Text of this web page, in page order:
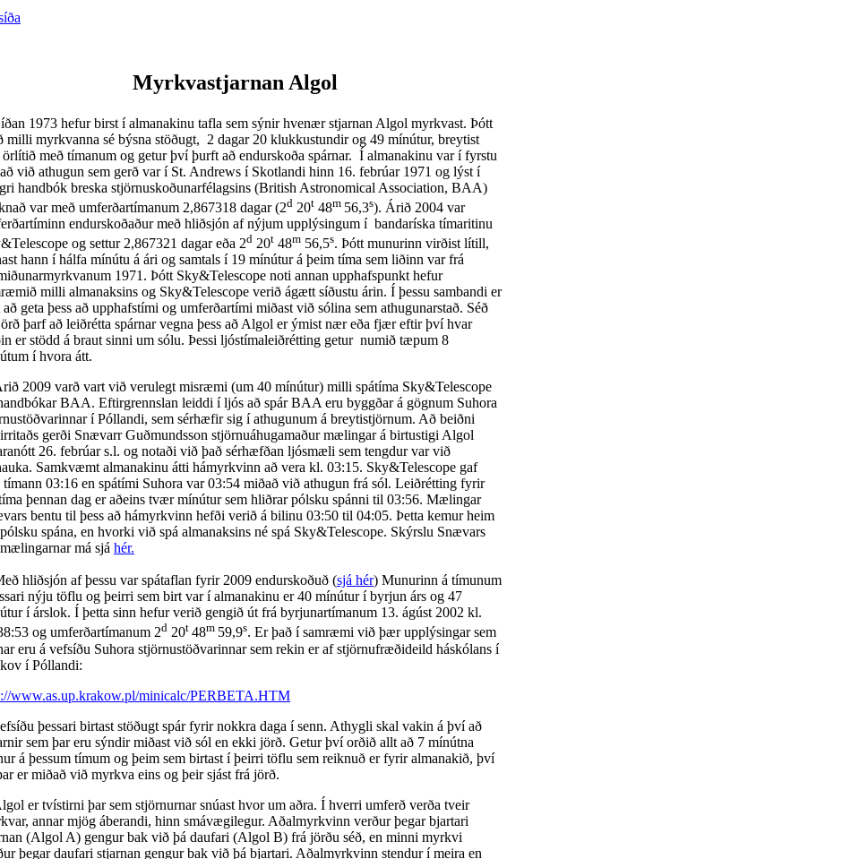
Myrkvastjarnan Algol
1973 hefur birst í almanakinu tafla sem sýnir hvenær stjarnan Algol myrkvast. Þótt
milli myrkvanna sé býsna stöðugt, 2 dagar 20 klukkustundir og 49 mínútur, breytist
örlítið með tímanum og getur því þurft að endurskoða spárnar. Í almanakinu var í fyrstu
við athugun sem gerð var í St. Andrews í Skotlandi hinn 16. febrúar 1971 og lýst í
handbók breska stjörnuskoðunarfélagsins (British Astronomical Association, BAA)
var með umferðartímanum 2,867318 dagar (2d 20t 48m 56,3s). Árið 2004 var
endurskoðaður með hliðsjón af nýjum upplýsingum í bandaríska tímaritinu
og settur 2,867321 dagar eða 2d 20t 48m 56,5s. Þótt munurinn virðist lítill,
hann í hálfa mínútu á ári og samtals í 19 mínútur á þeim tíma sem liðinn var frá
1971. Þótt Sky&Telescope noti annan upphafspunkt hefur
milli almanaksins og Sky&Telescope verið ágætt síðustu árin. Í þessu sambandi er
að geta þess að upphafstími og umferðartími miðast við sólina sem athugunarstað. Séð
þarf að leiðrétta spárnar vegna þess að Algol er ýmist nær eða fjær eftir því hvar
er stödd á braut sinni um sólu. Þessi ljóstímaleiðrétting getur numið tæpum 8
í hvora átt.
2009 varð vart við verulegt misræmi (um 40 mínútur) milli spátíma Sky&Telescope
BAA. Eftirgrennslan leiddi í ljós að spár BAA eru byggðar á gögnum Suhora
í Póllandi, sem sérhæfir sig í athugunum á breytistjörnum. Að beiðni
gerði Snævarr Guðmundsson stjörnuáhugamaður mælingar á birtustigi Algol
26. febrúar s.l. og notaði við það sérhæfðan ljósmæli sem tengdur var við
Samkvæmt almanakinu átti hámyrkvinn að vera kl. 03:15. Sky&Telescope gaf
tímann 03:16 en spátími Suhora var 03:54 miðað við athugun frá sól. Leiðrétting fyrir
þennan dag er aðeins tvær mínútur sem hliðrar pólsku spánni til 03:56. Mælingar
bentu til þess að hámyrkvinn hefði verið á bilinu 03:50 til 04:05. Þetta kemur heim
spána, en hvorki við spá almanaksins né spá Sky&Telescope. Skýrslu Snævars
má sjá hér.
hliðsjón af þessu var spátaflan fyrir 2009 endurskoðuð (sjá hér) Munurinn á tímunum
nýju töflu og þeirri sem birt var í almanakinu er 40 mínútur í byrjun árs og 47
í árslok. Í þetta sinn hefur verið gengið út frá byrjunartímanum 13. ágúst 2002 kl.
og umferðartímanum 2d 20t 48m 59,9s. Er það í samræmi við þær upplýsingar sem
eru á vefsíðu Suhora stjörnustöðvarinnar sem rekin er af stjörnufræðideild háskólans í
í Póllandi:
www.as.up.krakow.pl/minicalc/PERBETA.HTM
þessari birtast stöðugt spár fyrir nokkra daga í senn. Athygli skal vakin á því að
sem þar eru sýndir miðast við sól en ekki jörð. Getur því orðið allt að 7 mínútna
á þessum tímum og þeim sem birtast í þeirri töflu sem reiknuð er fyrir almanakið, því
er miðað við myrkva eins og þeir sjást frá jörð.
er tvístirni þar sem stjörnurnar snúast hvor um aðra. Í hverri umferð verða tveir
annar mjög áberandi, hinn smávægilegur. Aðalmyrkvinn verður þegar bjartari
(Algol A) gengur bak við þá daufari (Algol B) frá jörðu séð, en minni myrkvi
þegar daufari stjarnan gengur bak við þá bjartari. Aðalmyrkvinn stendur í meira en